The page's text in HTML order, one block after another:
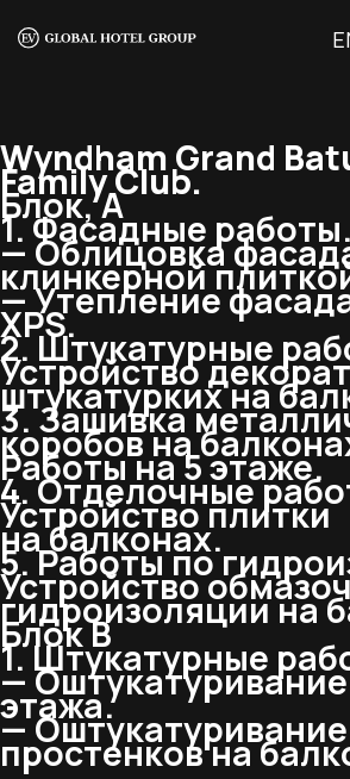
Wyndham Grand
Family Club.
Блок, А
1. Фасадные работы.
— Облицовка
клинкерной
— Утепление
XPS.
2. Штукатурные
Устройство
штукатурких на
3. Зашивка
коробов на
Работы на 5 этаже.
4. Отделочные
Устройство плитки
на балконах.
5. Работы по
Устройство
гидроизоляции на
Блок В
1. Штукатурные
— Оштукатуривание
этажа.
— Оштукатуривание
простенков на